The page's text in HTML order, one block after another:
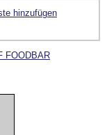
hinzufügen
FOODBAR